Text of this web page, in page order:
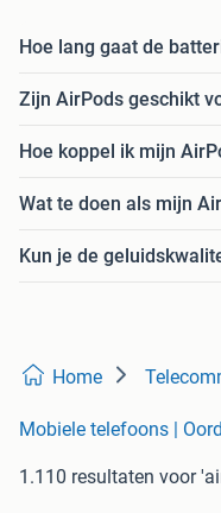
Hoe lang gaat de
Zijn AirPods geschikt
Hoe koppel ik mijn
Wat te doen als mijn
Kun je de
Home
Mobiele telefoons |
1.110 resultaten voor